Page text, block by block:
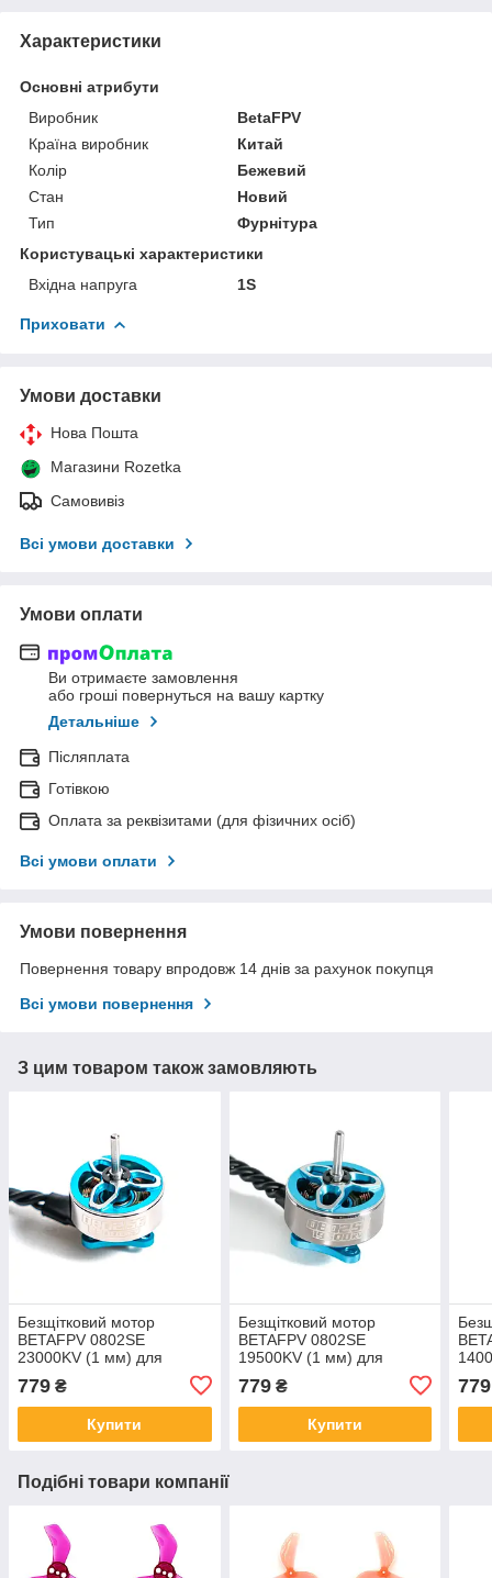
Характеристики
Основні атрибути
Виробник
BetaFPV
Країна виробник
Китай
Колір
Бежевий
Стан
Новий
Тип
Фурнітура
Користувацькі характеристики
Вхідна напруга
1S
Приховати
Умови доставки
Нова Пошта
Магазини Rozetka
Самовивіз
Всі умови доставки
Умови оплати
Ви отримаєте замовлення
або гроші повернуться на вашу картку
Детальніше
Післяплата
Готівкою
Оплата за реквізитами (для фізичних осіб)
Всі умови оплати
Умови повернення
Повернення товару впродовж 14 днів за рахунок покупця
Всі умови повернення
З цим товаром також замовляють
Безщітковий мотор
BETAFPV 0802SE
23000KV (1 мм) для
(блакитний)
779 ₴
Купити
Безщітковий мотор
BETAFPV 0802SE
19500KV (1 мм) для
(блакитний)
779₴
Купити
779
Подібні товари компанії